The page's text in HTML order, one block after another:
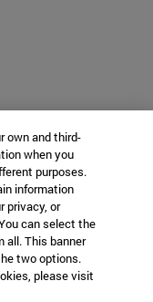
own and third-
when you
purposes.
information
privacy, or
can select the
all. This banner
two options.
please visit